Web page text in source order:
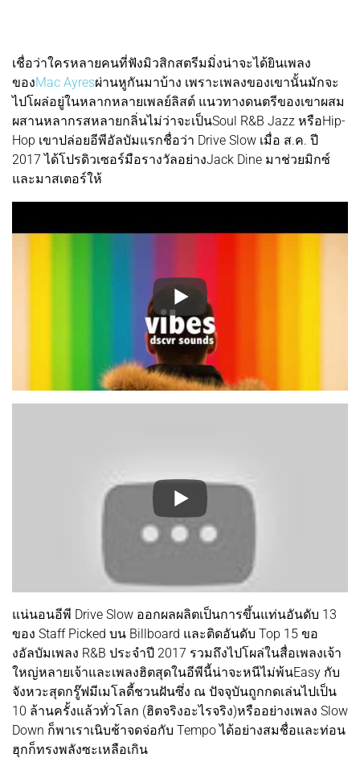
เชื่อว่าใครหลายคนที่ฟังมิวสิกสตรีมมิ่งน่าจะได้ยินเพลง
ของMac Ayresผ่านหูกันมาบ้าง เพราะเพลงของเขานั้นมักจะ
ไปโผล่อยู่ในหลากหลายเพลย์ลิสต์ แนวทางดนตรีของเขาผสม
ผสานหลากรสหลายกลิ่นไม่ว่าจะเป็นSoul R&B Jazz หรือHip-
Hop เขาปล่อยอีพีอัลบัมแรกชื่อว่า Drive Slow เมื่อ ส.ค. ปี
2017 ได้โปรดิวเซอร์มือรางวัลอย่างJack Dine มาช่วยมิกซ์
และมาสเตอร์ให้
แน่นอนอีพี Drive Slow ออกผลผลิตเป็นการขึ้นแท่นอันดับ 13
ของ Staff Picked บน Billboard และติดอันดับ Top 15 ขอ
งอัลบัมเพลง R&B ประจำปี 2017 รวมถึงไปโผล่ในสื่อเพลงเจ้า
ใหญ่หลายเจ้าและเพลงฮิตสุดในอีพีนี้น่าจะหนีไม่พ้นEasy กับ
จังหวะสุดกรู๊ฟมีเมโลดี้ชวนฝันซึ่ง ณ ปัจจุบันถูกกดเล่นไปเป็น
10 ล้านครั้งแล้วทั่วโลก (ฮิตจริงอะไรจริง)หรืออย่างเพลง Slow
Down ก็พาเราเนิบช้าจดจ่อกับ Tempo ได้อย่างสมชื่อและท่อน
ฮุกก็ทรงพลังซะเหลือเกิน